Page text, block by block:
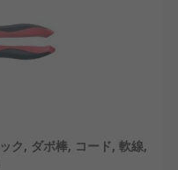
ク, ダボ棒, コー​​ド, 軟線,